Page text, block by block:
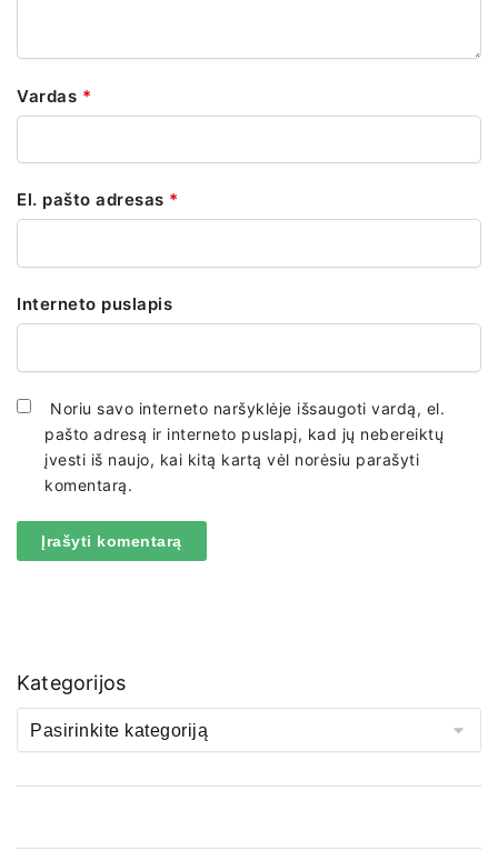
Vardas *
El. pašto adresas *
Interneto puslapis
Noriu savo interneto naršyklėje išsaugoti vardą, el.
pašto adresą ir interneto puslapį, kad jų nebereiktų
įvesti iš naujo, kai kitą kartą vėl norėsiu parašyti
komentarą.
Kategorijos